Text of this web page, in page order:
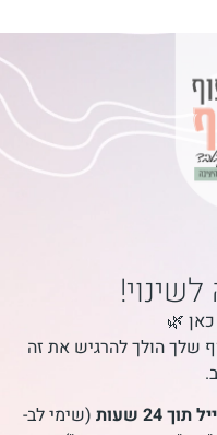
🌿
שלך הולך להרגיש את זה
24 שעות
(שימי לב-